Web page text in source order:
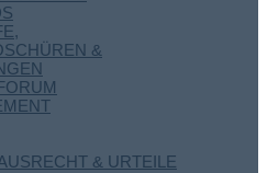
&
& URTEILE